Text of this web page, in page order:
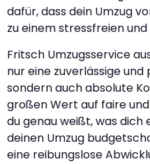
dafür, dass dein Umzug
zu einem stressfreien
Fritsch Umzugsservice
nur eine zuverlässige
sondern auch absolute
großen Wert auf faire
du genau weißt, was dich
deinen Umzug
eine reibungslose